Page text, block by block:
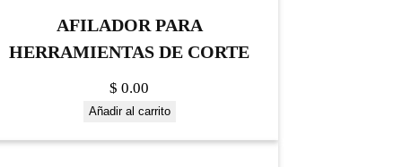
AFILADOR PARA
HERRAMIENTAS DE CORTE
$ 0.00
Añadir al carrito